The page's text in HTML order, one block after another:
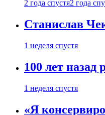
2 года спустя2 года
Станислав
1 неделя спустя
100 лет
1 неделя спустя
«Я